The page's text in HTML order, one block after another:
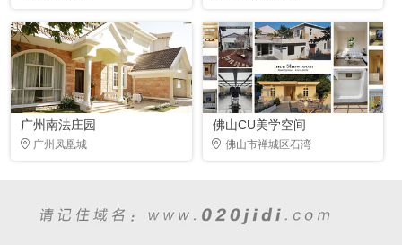
广州南法庄园
广州凤凰城
佛山CU美学空间
佛山市禅城区石湾